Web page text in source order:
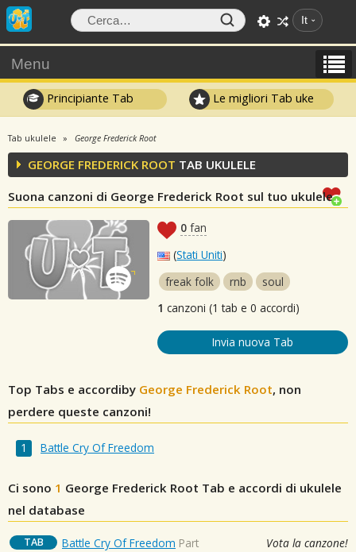
It
Menu
Principiante Tab Le migliori Tab uke
Tab ukulele George Frederick Root
GEORGE FREDERICK ROOT TAB UKULELE
Suona canzoni di George Frederick Root sul tuo ukulele
0 fan
(Stati Uniti)
freak folk
rnb
soul
1 canzoni (1 tab e 0 accordi)
Invia nuova Tab
Top Tabs e accordiby George Frederick Root, non
perdere queste canzoni!
Battle Cry Of Freedom
Ci sono 1 George Frederick Root Tab e accordi di ukulele
nel database
TAB Battle Cry Of Freedom Part Vota la canzone!